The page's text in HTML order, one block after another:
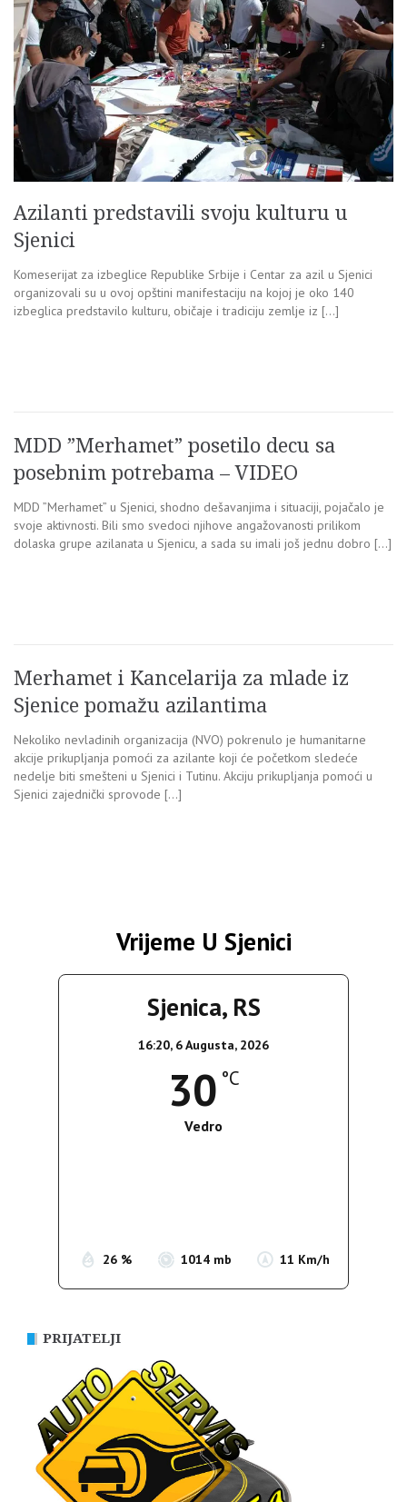
Azilanti predstavili svoju kulturu u
Sjenici
Komeserijat za izbeglice Republike Srbije i Centar za azil u Sjenici
organizovali su u ovoj opštini manifestaciju na kojoj je oko 140
izbeglica predstavilo kulturu, običaje i tradiciju zemlje iz […]
MDD ”Merhamet” posetilo decu sa
posebnim potrebama – VIDEO
MDD ”Merhamet” u Sjenici, shodno dešavanjima i situaciji, pojačalo je
svoje aktivnosti. Bili smo svedoci njihove angažovanosti prilikom
dolaska grupe azilanata u Sjenicu, a sada su imali još jednu dobro […]
Merhamet i Kancelarija za mlade iz
Sjenice pomažu azilantima
Nekoliko nevladinih organizacija (NVO) pokrenulo je humanitarne
akcije prikupljanja pomoći za azilante koji će početkom sledeće
nedelje biti smešteni u Sjenici i Tutinu. Akciju prikupljanja pomoći u
Sjenici zajednički sprovode […]
Vrijeme U Sjenici
Sjenica, RS
16:20, 6 Augusta, 2026
30 °C
Vedro
26 % 1014 mb 11 Km/h
PRIJATELJI